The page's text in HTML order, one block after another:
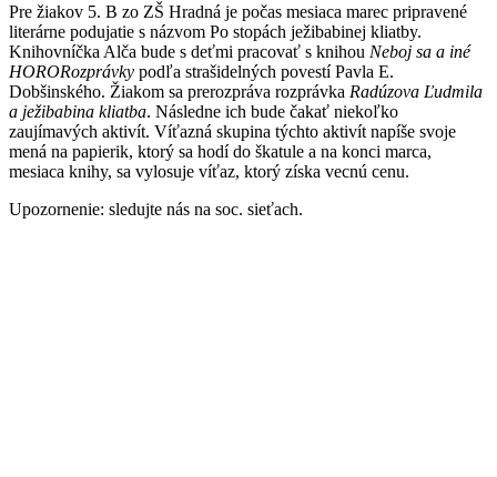
Pre žiakov 5. B zo ZŠ Hradná je počas mesiaca marec pripravené
literárne podujatie s názvom Po stopách ježibabinej kliatby.
Knihovníčka Alča bude s deťmi pracovať s knihou Neboj sa a iné
HORORozprávky podľa strašidelných povestí Pavla E.
Dobšinského. Žiakom sa prerozpráva rozprávka Radúzova Ľudmila
a ježibabina kliatba. Následne ich bude čakať niekoľko
zaujímavých aktivít. Víťazná skupina týchto aktivít napíše svoje
mená na papierik, ktorý sa hodí do škatule a na konci marca,
mesiaca knihy, sa vylosuje víťaz, ktorý získa vecnú cenu.
Upozornenie: sledujte nás na soc. sieťach.